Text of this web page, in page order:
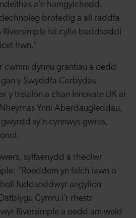
a’n hamgylchedd.
brofedig a all raddfa
Riversimple fel cyfle buddsoddi
hwn.”
cwmni dynnu grantiau a oedd
y Swyddfa Cerbydau
y treialon a chan Innovate UK ar
Ynni Aberdaugleddau,
sy’n cynnwys gwres,
sylfaenydd a rheolwr
“Roeddem yn falch iawn o
fuddsoddwyr angylion
Cymru i’r rhestr
Riversimple a oedd am weld